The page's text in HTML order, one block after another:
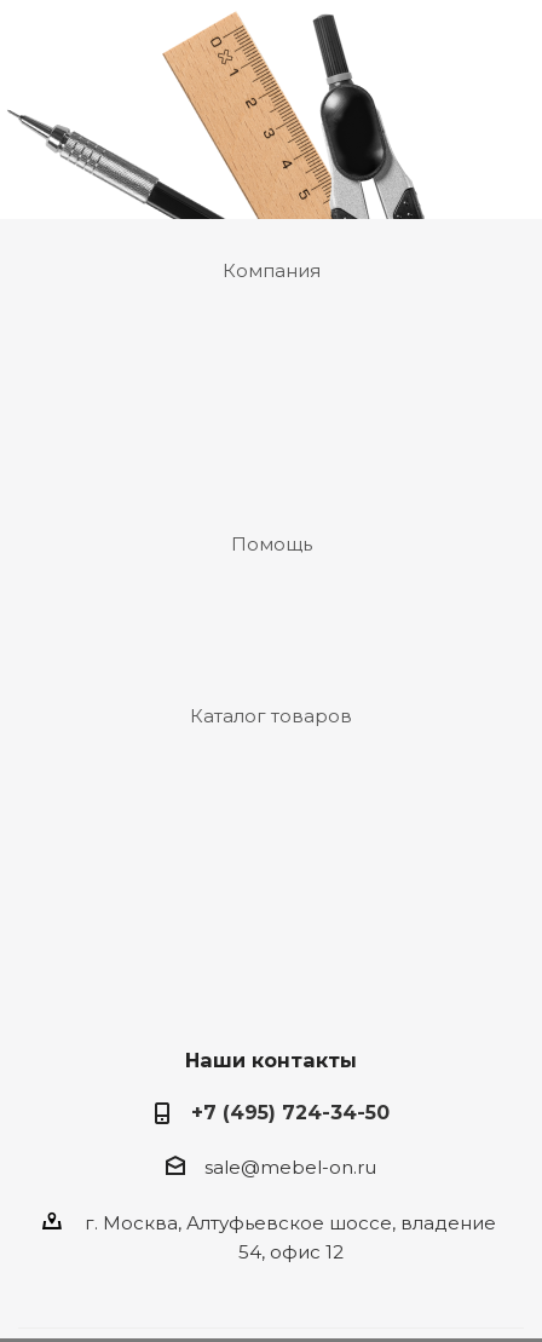
Компания
Помощь
Каталог товаров
Наши контакты
+7 (495) 724-34-50
sale@mebel-on.ru
г. Москва, Алтуфьевское шоссе, владение
54, офис 12